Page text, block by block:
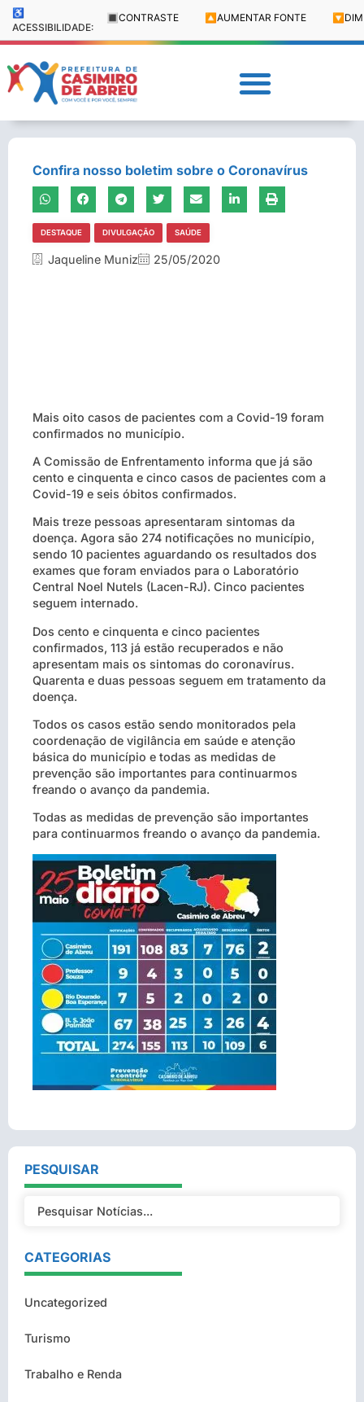
♿
ACESSIBILIDADE:
🔳 CONTRASTE 🔼 AUMENTAR FONTE 🔽
Confira nosso boletim sobre o Coronavírus
DESTAQUE DIVULGAÇÃO SAÚDE
Jaqueline Muniz 25/05/2020
Mais oito casos de pacientes com a Covid-19 foram
confirmados no município.
A Comissão de Enfrentamento informa que já são
cento e cinquenta e cinco casos de pacientes com a
Covid-19 e seis óbitos confirmados.
Mais treze pessoas apresentaram sintomas da
doença. Agora são 274 notificações no município,
sendo 10 pacientes aguardando os resultados dos
exames que foram enviados para o Laboratório
Central Noel Nutels (Lacen-RJ). Cinco pacientes
seguem internado.
Dos cento e cinquenta e cinco pacientes
confirmados, 113 já estão recuperados e não
apresentam mais os sintomas do coronavírus.
Quarenta e duas pessoas seguem em tratamento da
doença.
Todos os casos estão sendo monitorados pela
coordenação de vigilância em saúde e atenção
básica do município e todas as medidas de
prevenção são importantes para continuarmos
freando o avanço da pandemia.
Todas as medidas de prevenção são importantes
para continuarmos freando o avanço da pandemia.
PESQUISAR
CATEGORIAS
Uncategorized
Turismo
Trabalho e Renda